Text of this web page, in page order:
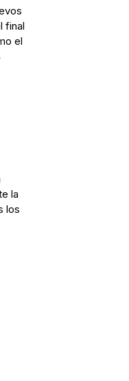
final
el
la
los